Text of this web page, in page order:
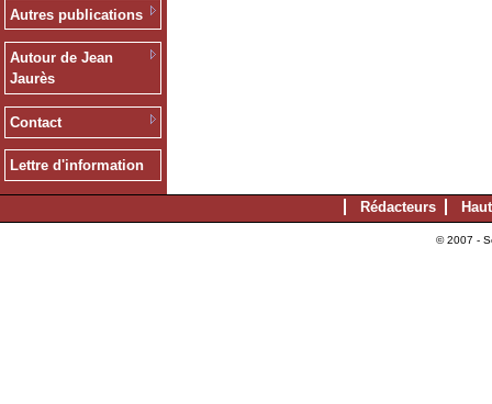
Autres publications
Autour de Jean
Jaurès
Contact
Lettre d'information
Rédacteurs
© 2007 -